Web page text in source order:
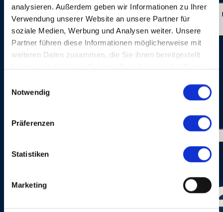
analysieren. Außerdem geben wir Informationen zu Ihrer
Verwendung unserer Website an unsere Partner für
soziale Medien, Werbung und Analysen weiter. Unsere
Partner führen diese Informationen möglicherweise mit
weiteren Daten zusammen, die Sie ihnen bereitgestellt
Notwendig
Präferenzen
Statistiken
Marketing
GALERIE PHOTOS